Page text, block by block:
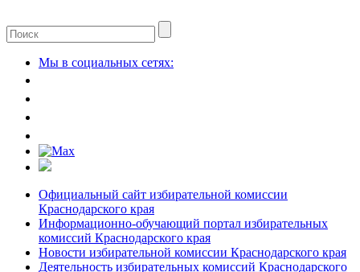
Мы в социальных сетях:
Официальный сайт избирательной комиссии
Краснодарского края
Информационно-обучающий портал избирательных
комиссий Краснодарского края
Новости избирательной комиссии Краснодарского края
Деятельность избирательных комиссий Краснодарского